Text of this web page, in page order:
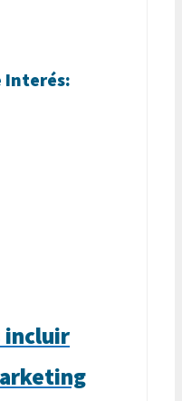
Interés:
incluir